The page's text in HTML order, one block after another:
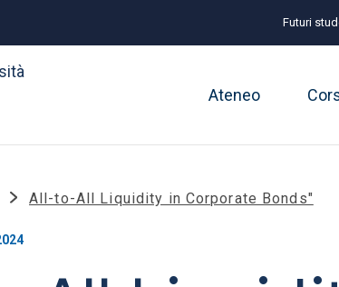
Futuri
Ateneo
All-to-All Liquidity in Corporate Bonds"